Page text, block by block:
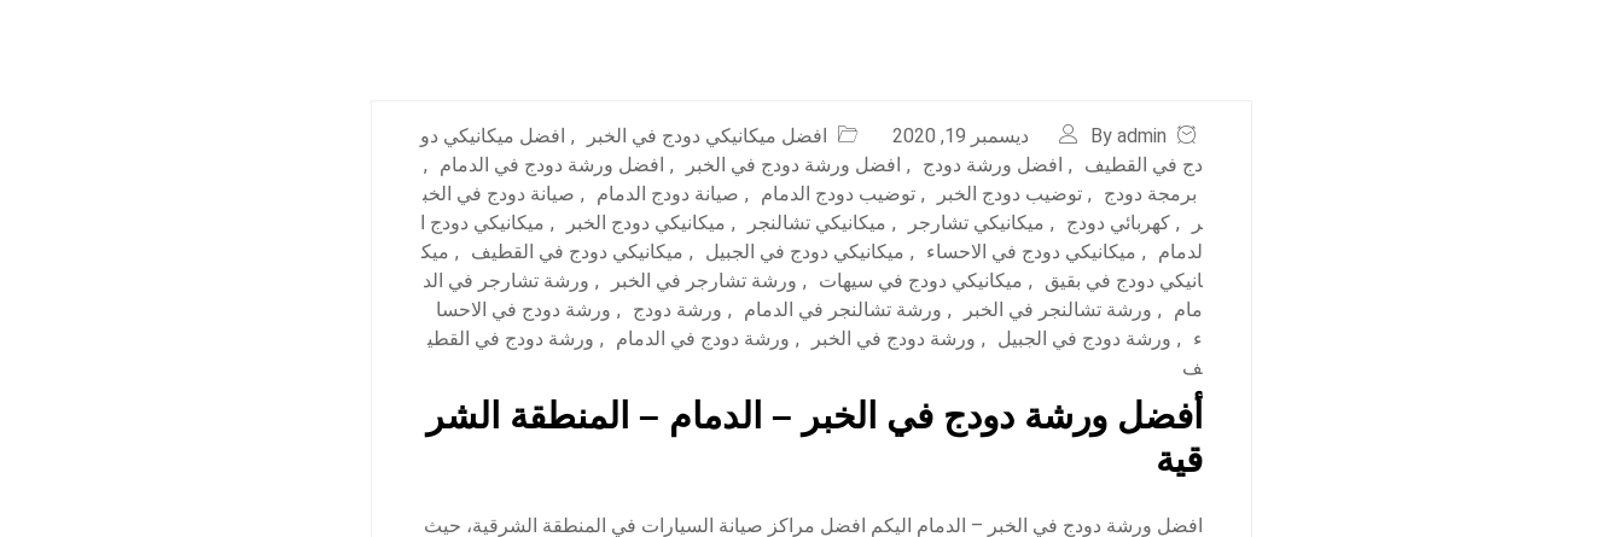
By admin ديسمبر 19, 2020 افضل ميكانيكي دودج في الخبر , افضل ميكانيكي دو
دج في القطيف
, افضل ورشة دودج , افضل ورشة دودج في الخبر , افضل ورشة دودج في الدمام
,
برمجة دودج
, توضيب دودج الخبر , توضيب دودج الدمام , صيانة دودج الدمام , صيانة دودج في الخب
ر
, كهربائي دودج , ميكانيكي تشارجر , ميكانيكي تشالنجر , ميكانيكي دودج الخبر , ميكانيكي دودج ا
لدمام
, ميكانيكي دودج في الاحساء , ميكانيكي دودج في الجبيل , ميكانيكي دودج في القطيف , ميك
انيكي دودج في بقيق
, ميكانيكي دودج في سيهات , ورشة تشارجر في الخبر , ورشة تشارجر في الد
مام
, ورشة تشالنجر في الخبر , ورشة تشالنجر في الدمام , ورشة دودج , ورشة دودج في الاحسا
ء
, ورشة دودج في الجبيل , ورشة دودج في الخبر , ورشة دودج في الدمام , ورشة دودج في القطي
ف
أفضل ورشة دودج في الخبر – الدمام – المنطقة الشر
قية
افضل ورشة دودج في الخبر – الدمام اليكم افضل مراكز صيانة السيارات في المنطقة الشرقية، حيث